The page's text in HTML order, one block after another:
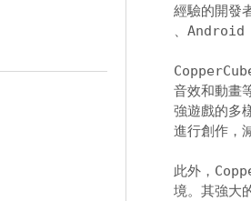
經驗的開發
、Android
音效和動畫
強遊戲的多
進行創作，
此外，
境。其強大